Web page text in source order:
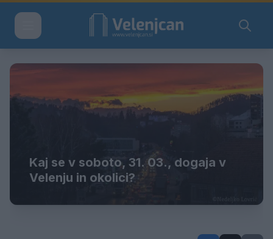
Kaj se v soboto, 31. 03., dogaja v
Velenju in okolici?